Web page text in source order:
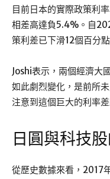
目前日本的實際政策利
相差高達負5.4%。自
策利差已下滑12個百分點
Joshi表示，兩個經濟大
如此劇烈變化，是前所
注意到這個巨大的利率
日圓與科技
從歷史數據來看，2017